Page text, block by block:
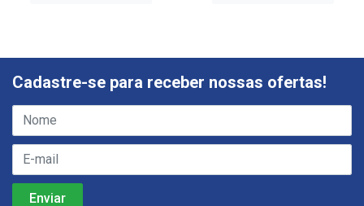
Cadastre-se para receber nossas ofertas!